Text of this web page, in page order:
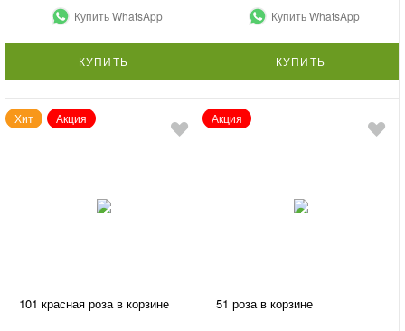
Купить WhatsApp
КУПИТЬ
Купить WhatsApp
КУПИТЬ
Хит Акция
101 красная роза в корзине
Акция
51 роза в корзине